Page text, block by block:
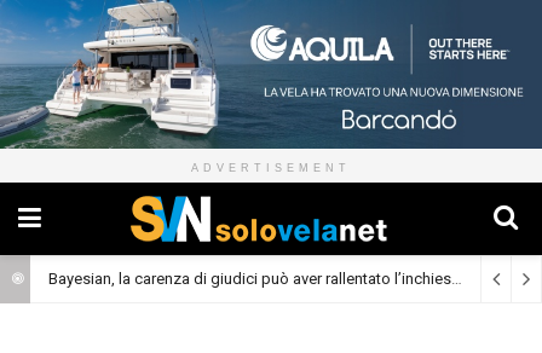
ADVERTISEMENT
Bayesian, la carenza di giudici può aver rallentato l’inchiesta (Cronaca)